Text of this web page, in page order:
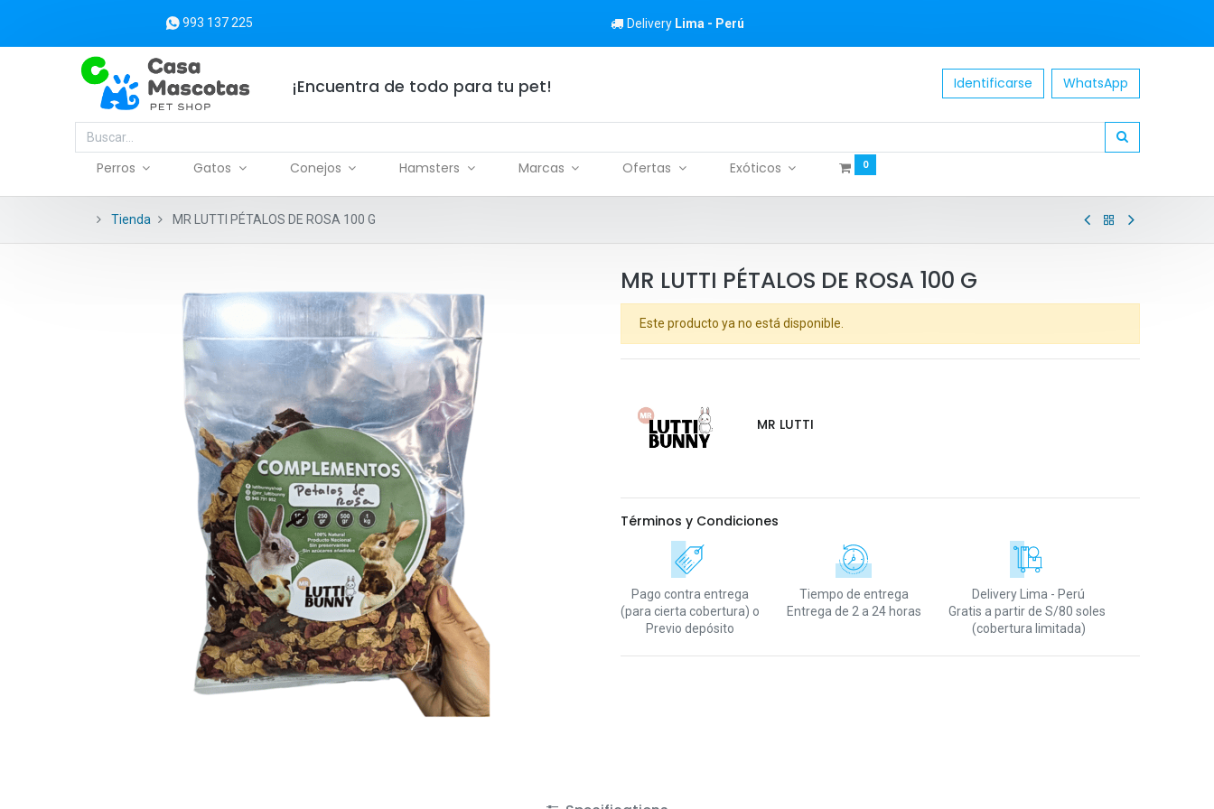
993 137 225 Delivery Lima - Perú
¡Encuentra de todo para tu pet! Identificarse WhatsApp
Perros Gatos Conejos Hamsters Marcas Ofertas Exóticos 0
Tienda MR LUTTI PÉTALOS DE ROSA 100 G
MR LUTTI PÉTALOS DE ROSA 100 G
Este producto ya no está disponible.
MR LUTTI
Términos y Condiciones
Pago contra entrega
(para cierta cobertura) o
Previo depósito
Tiempo de entrega
Entrega de 2 a 24 horas
Delivery Lima - Perú
Gratis a partir de S/80 soles
(cobertura limitada)